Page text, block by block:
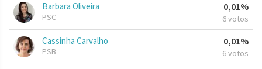
Barbara Oliveira
PSC
0,01%
6 votos
Cassinha Carvalho
PSB
0,01%
6 votos